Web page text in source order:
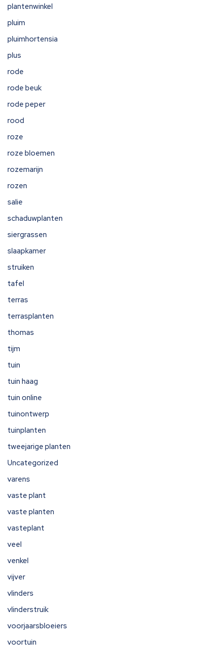
plantenwinkel
pluim
pluimhortensia
plus
rode
rode beuk
rode peper
rood
roze
roze bloemen
rozemarijn
rozen
salie
schaduwplanten
siergrassen
slaapkamer
struiken
tafel
terras
terrasplanten
thomas
tijm
tuin
tuin haag
tuin online
tuinontwerp
tuinplanten
tweejarige planten
Uncategorized
varens
vaste plant
vaste planten
vasteplant
veel
venkel
vijver
vlinders
vlinderstruik
voorjaarsbloeiers
voortuin